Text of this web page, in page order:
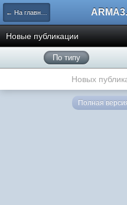
← На главную
Новые публикации
По типу
Новых
Полная